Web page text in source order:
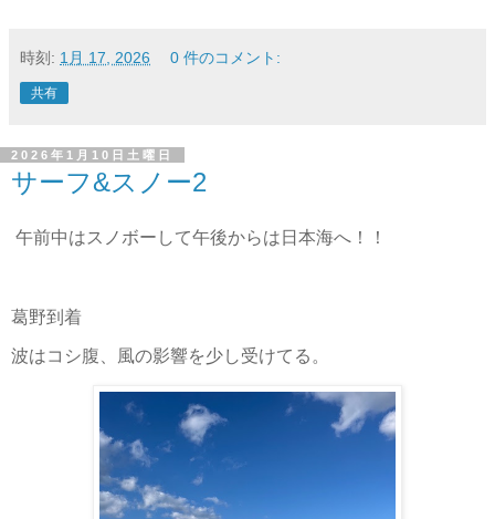
時刻: 1月 17, 2026 0 件のコメント:
共有
2026年1月10日土曜日
サーフ&スノー2
午前中はスノボーして午後からは日本海へ！！
葛野到着
波はコシ腹、風の影響を少し受けてる。